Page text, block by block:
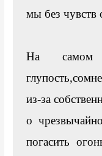
мы без чувств
На самом
из-за
о
погасить